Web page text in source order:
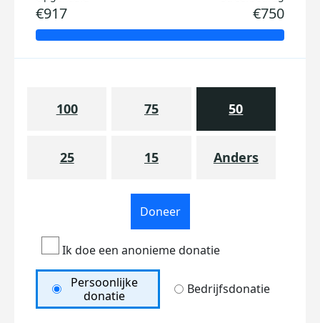
€917 €750
100 75 50
25 15 Anders
Doneer
Ik doe een anonieme donatie
Persoonlijke
donatie
Bedrijfsdonatie